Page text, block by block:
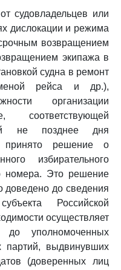
судовладельцев или
дислокации и режима
возвращением
экипажа в
судна в ремонт
рейса и др.),
организации
не позднее дня
принято решение о
избирательного
номера. Это решение
доведено до сведения
Российской
осуществляет
уполномоченных
партий, выдвинувших
(доверенных лиц